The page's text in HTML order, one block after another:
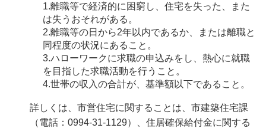
1.離職等で経済的に困窮し、住宅を失った、また
は失うおそれがある。
2.離職等の日から2年以内であるか、または離職と
同程度の状況にあること。
3.ハローワークに求職の申込みをし、熱心に就職
を目指した求職活動を行うこと。
4.世帯の収入の合計が、基準額以下であること。
詳しくは、市営住宅に関することは、市建築住宅課
（電話：0994-31-1129）、住居確保給付金に関する